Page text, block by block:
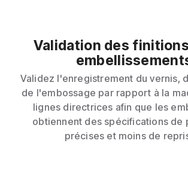
Validation des
Validez l'enregistrement du vernis,
de l'embossage par rapport à la
lignes directrices afin que les
obtiennent des spécifications de
précises et moins de